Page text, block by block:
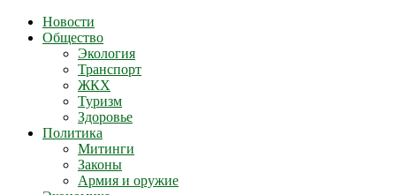
Новости
Общество
Экология
Транспорт
ЖКХ
Туризм
Здоровье
Политика
Митинги
Законы
Армия и оружие